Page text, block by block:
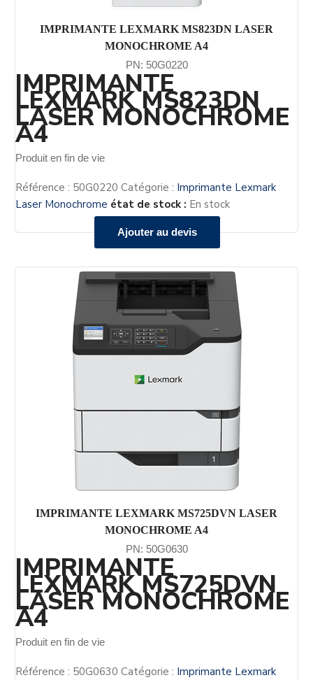
IMPRIMANTE LEXMARK MS823DN LASER
MONOCHROME A4
PN: 50G0220
Ajouter au devis
IMPRIMANTE
LEXMARK MS823DN
LASER MONOCHROME
A4
Produit en fin de vie
Référence : 50G0220 Catégorie : Imprimante Lexmark
Laser Monochrome état de stock : En stock
IMPRIMANTE LEXMARK MS725DVN LASER
MONOCHROME A4
PN: 50G0630
IMPRIMANTE
LEXMARK MS725DVN
LASER MONOCHROME
A4
Produit en fin de vie
Référence : 50G0630 Catégorie : Imprimante Lexmark